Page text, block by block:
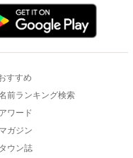
すすめ
前ランキング検索
アワード
マガジン
タウン誌